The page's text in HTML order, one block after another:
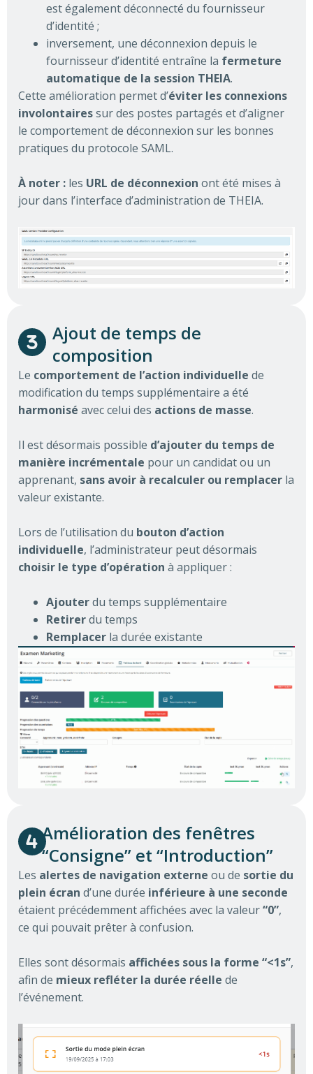
est également déconnecté du fournisseur
d’identité ;
inversement, une déconnexion depuis le
fournisseur d’identité entraîne la fermeture
automatique de la session THEIA.
Cette amélioration permet d’éviter les connexions
involontairessur des postes partagés et d’aligner
le comportement de déconnexion sur les bonnes
pratiques du protocole SAML.
À noter : les URL de déconnexion ont été mises à
jour dans l’interface d’administration de THEIA.
Ajout de temps de
composition
Le comportement de l’action individuelle de
modification du temps supplémentaire a été
harmonisé avec celui des actions de masse.
Il est désormais possible d’ajouter du temps de
manière incrémentale pour un candidat ou un
apprenant, sans avoir à recalculer ou remplacer la
valeur existante.
Lors de l’utilisation du bouton d’action
individuelle, l’administrateur peut désormais
choisir le type d’opération à appliquer :
Ajouterdu temps supplémentaire
Retirerdu temps
Remplacer la durée existante
Amélioration des fenêtres
“Consigne” et “Introduction”
Les alertes de navigation externe ou de sortie du
plein écran d’une durée inférieure à une seconde
étaient précédemment affichées avec la valeur“0”,
ce qui pouvait prêter à confusion.
Elles sont désormais affichées sous la forme “<1s”,
afin de mieux refléter la durée réelle de
l’événement.